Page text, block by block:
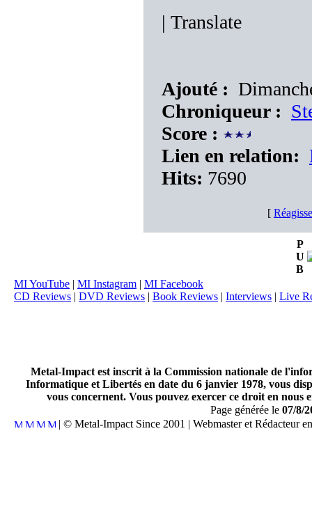
| Translate
Ajouté :
Chroniqueur :
Score :
Lien en relation:
Hits: 7690
[
P
U
B
MI YouTube | MI Instagram | MI Facebook
CD Reviews | DVD Reviews | Book Reviews | Interviews | Live
Metal-Impact est inscrit à la Commission nationale de
Informatique et Libertés en date du 6 janvier 1978, vous
vous concernent. Vous pouvez exercer ce droit en
Page générée le 07/8/
| © Metal-Impact Since 2001 | Webmaster et Rédacteur